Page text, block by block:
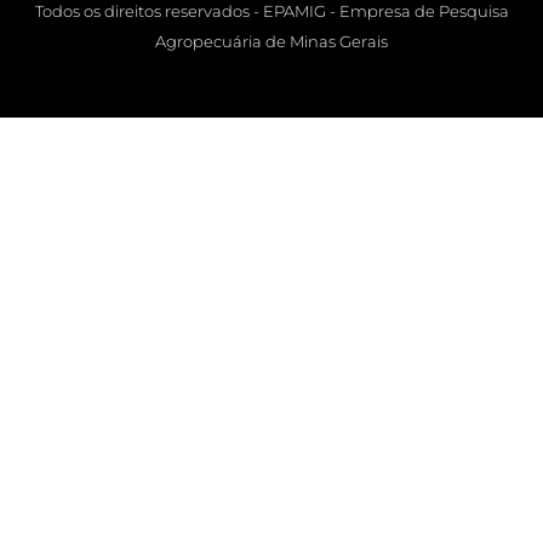
Todos os direitos reservados - EPAMIG - Empresa de Pesquisa
Agropecuária de Minas Gerais